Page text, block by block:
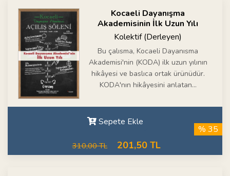
Kocaeli Dayanışma
Akademisinin İlk Uzun Yılı
Kolektif (Derleyen)
Bu çalısma, Kocaeli Dayanısma
Akademisi'nin (KODA) ilk uzun yılının
hikâyesi ve baslıca ortak ürünüdür.
KODA'nın hikâyesini anlatan...
Sepete Ekle
310,00 TL 201,50 TL
% 35